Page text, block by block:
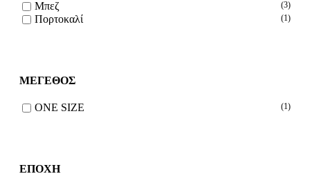
Μπεζ (3)
Πορτοκαλί (1)
ΜΕΓΕΘΟΣ
ONE SIZE (1)
ΕΠΟΧΗ